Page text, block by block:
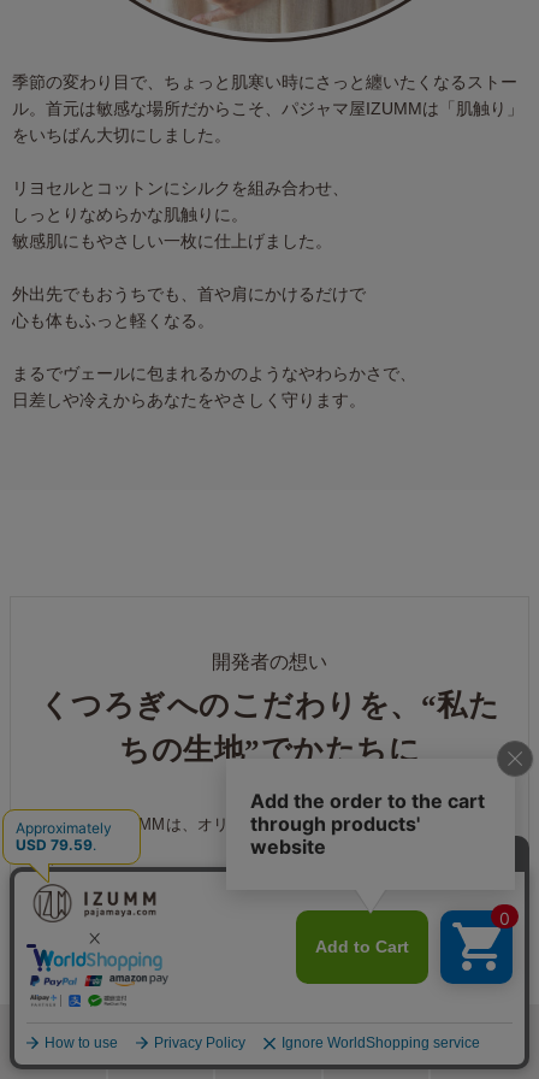
ホーム カート おねむりフェア
季節の変わり目で、ちょっと肌寒い時にさっと纏いたくなるストー
ル。首元は敏感な場所だからこそ、パジャマ屋IZUMMは「肌触り」
をいちばん大切にしました。
リヨセルとコットンにシルクを組み合わせ、
しっとりなめらかな肌触りに。
敏感肌にもやさしい一枚に仕上げました。
外出先でもおうちでも、首や肩にかけるだけで
心も体もふっと軽くなる。
まるでヴェールに包まれるかのようなやわらかさで、
日差しや冷えからあなたをやさしく守ります。
開発者の想い
くつろぎへのこだわりを、“私た
ちの生地”でかたちに
パジャマ屋IZUMMは、オリジナルパジャマの企画・販売ととも
「大切な方へ贈る、やさしいギフトのお店」としても、
長くご愛顧いただいてきました。
なかでも母の日や敬老の日には、春や秋の肌寒い季節に贈る
“羽織りもの” が特に人気です。
一方で、これまでの羽織りものは